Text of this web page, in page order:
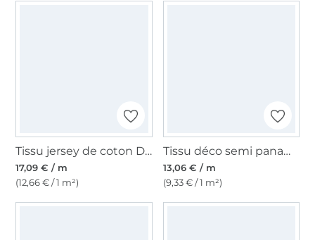
Tissu jersey de coton Dogs, blanc cassé
17,09 € / m
(12,66 € / 1 m²)
Tissu déco semi panama Chiens Fashion Dogs, naturel
13,06 € / m
(9,33 € / 1 m²)